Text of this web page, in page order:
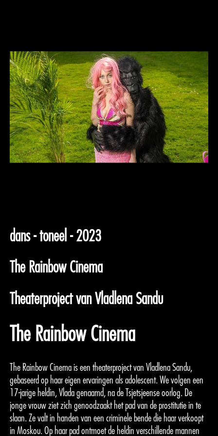
dans - toneel - 2023
The Rainbow Cinema
Theaterproject van Vladlena Sandu
The Rainbow Cinema
The Rainbow Cinema is een theaterproject van Vladlena Sandu,
gebaseerd op haar eigen ervaringen als adolescent. We volgen een
17-jarige heldin, Vlada genaamd, na de Tsjetsjeense oorlog. De
jonge vrouw ziet zich genoodzaakt het pad van de prostitutie in te
slaan. Ze valt in handen van een criminele bende die haar verkoopt
in Moskou. Op haar pad ontmoet de heldin verschillende mannen